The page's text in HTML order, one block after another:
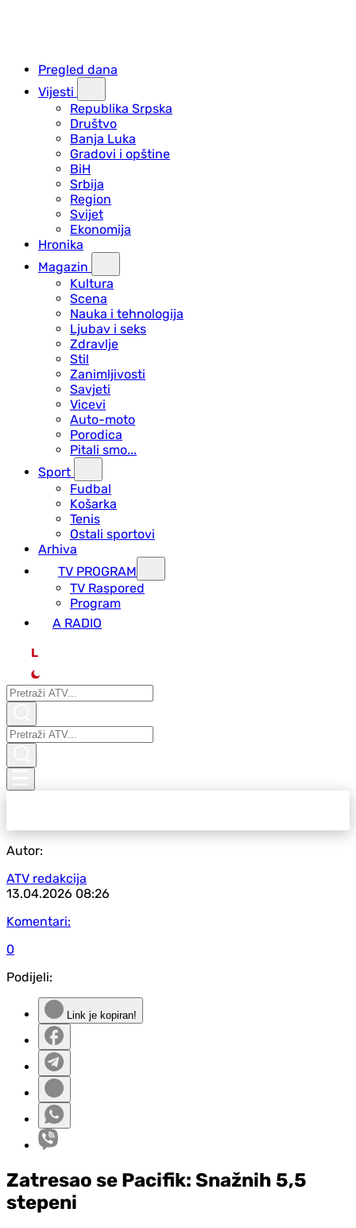
Pregled dana
Vijesti
Republika Srpska
Društvo
Banja Luka
Gradovi i opštine
BiH
Srbija
Region
Svijet
Ekonomija
Hronika
Magazin
Kultura
Scena
Nauka i tehnologija
Ljubav i seks
Zdravlje
Stil
Zanimljivosti
Savjeti
Vicevi
Auto-moto
Porodica
Pitali smo...
Sport
Fudbal
Košarka
Tenis
Ostali sportovi
Arhiva
TV PROGRAM
ТV Raspored
Program
A RADIO
L
Autor:
ATV redakcija
13.04.2026 08:26
Komentari:
0
Podijeli:
Link je kopiran!
Zatresao se Pacifik: Snažnih 5,5
stepeni